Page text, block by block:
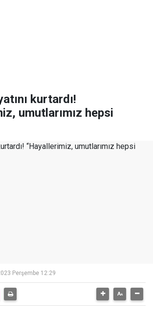
kurtardı!
umutlarımız hepsi
Perşembe 12:29